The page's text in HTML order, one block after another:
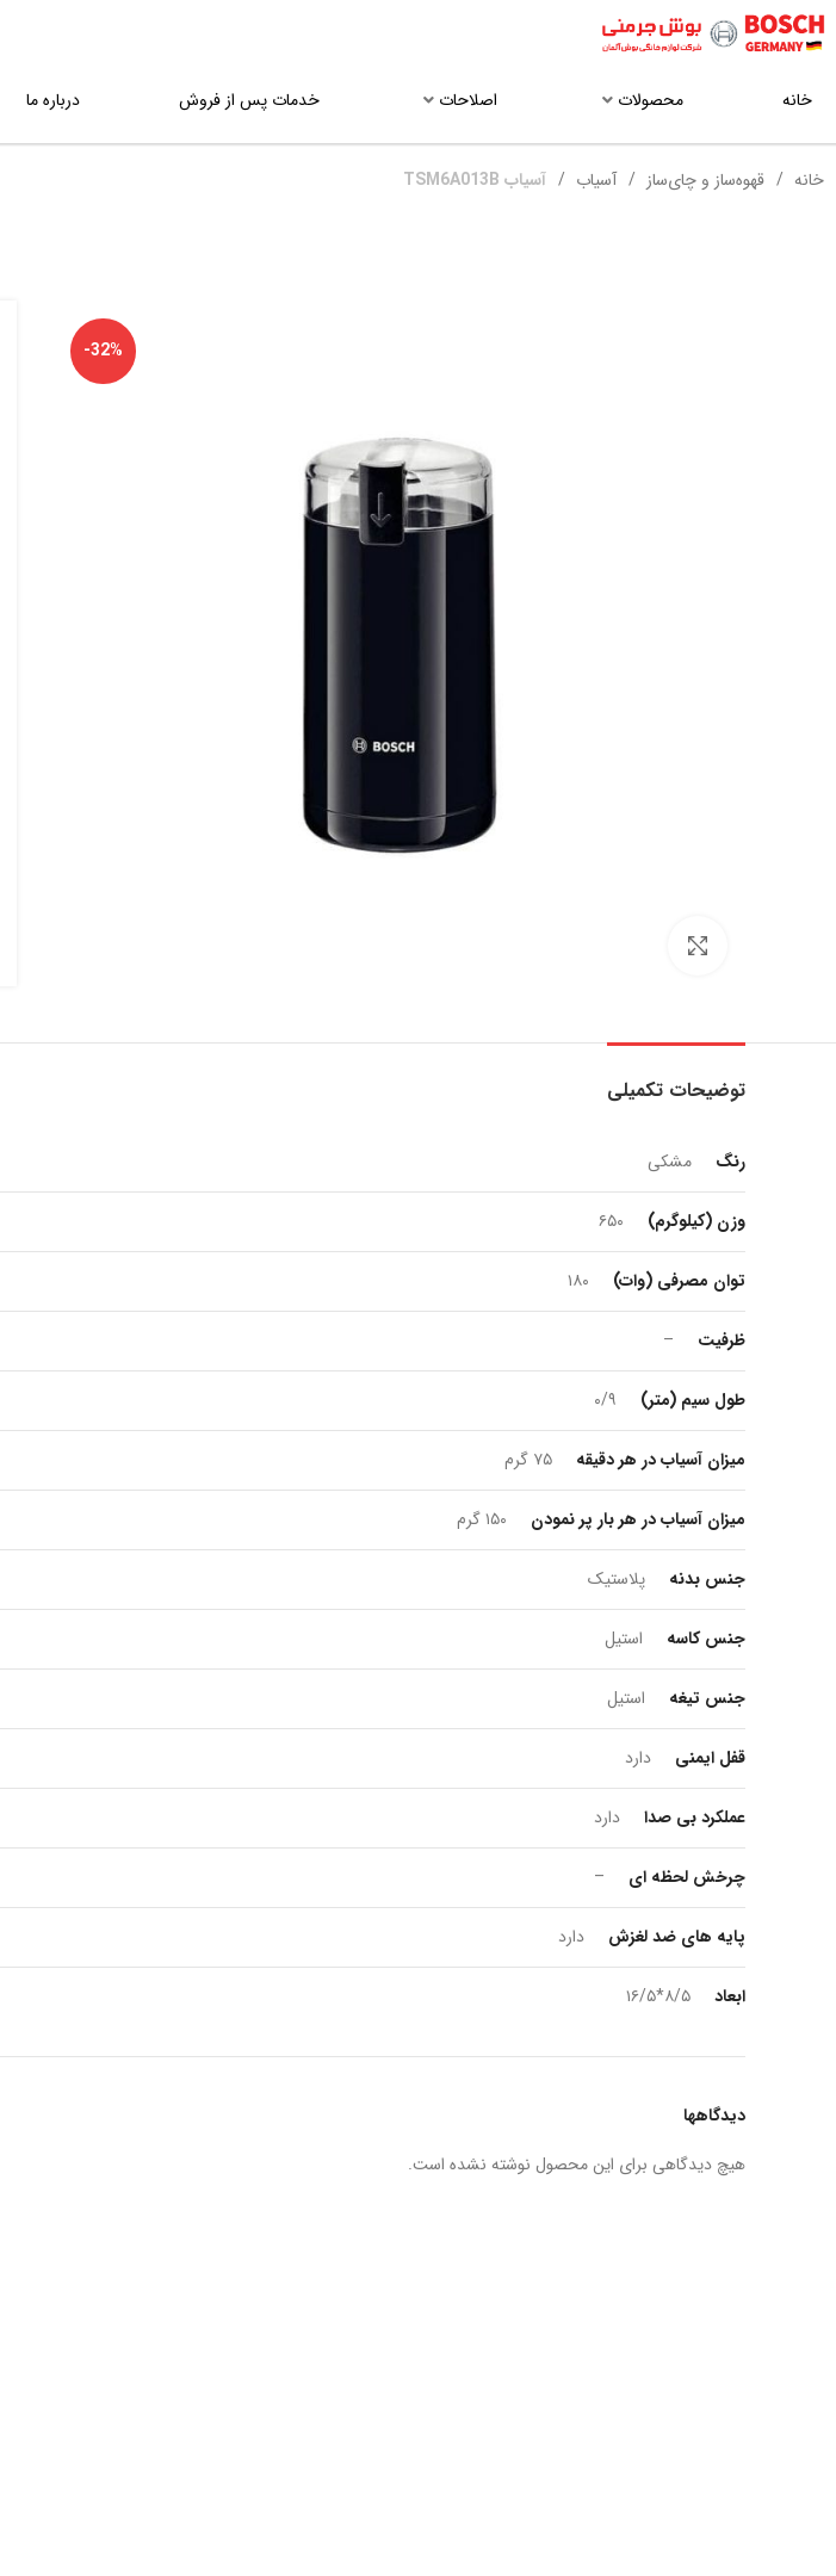
خانه محصولات اصلاحات خدمات پس از فروش درباره ما
خانه قهوه‌ساز و چای‌ساز آسیاب آسیاب TSM6A013B
-32%
توضیحات تکمیلی
رنگ مشکی
وزن (کیلوگرم) ۶۵۰
توان مصرفی (وات) ۱۸۰
ظرفیت –
طول سیم (متر) ۰/۹
میزان آسیاب در هر دقیقه ۷۵ گرم
میزان آسیاب در هر بار پر نمودن ۱۵۰ گرم
جنس بدنه پلاستیک
جنس کاسه استیل
جنس تیغه استیل
قفل ایمنی دارد
عملکرد بی صدا دارد
چرخش لحظه ای –
پایه های ضد لغزش دارد
ابعاد ۸/۵*۱۶/۵
دیدگاهها
هیچ دیدگاهی برای این محصول نوشته نشده است.